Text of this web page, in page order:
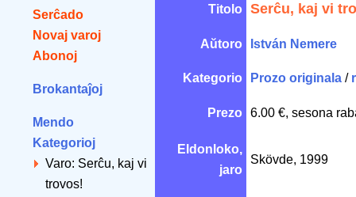
Serĉado
Novaj varoj
Abonoj
Brokantaĵoj
Mendo
Kategorioj
Varo: Serĉu, kaj vi
trovos!
Titolo Serĉu, kaj vi
Aŭtoro István Nemere
Kategorio Prozo originala /
Prezo 6.00 €, sesona
Eldonloko,
jaro
Skövde, 1999